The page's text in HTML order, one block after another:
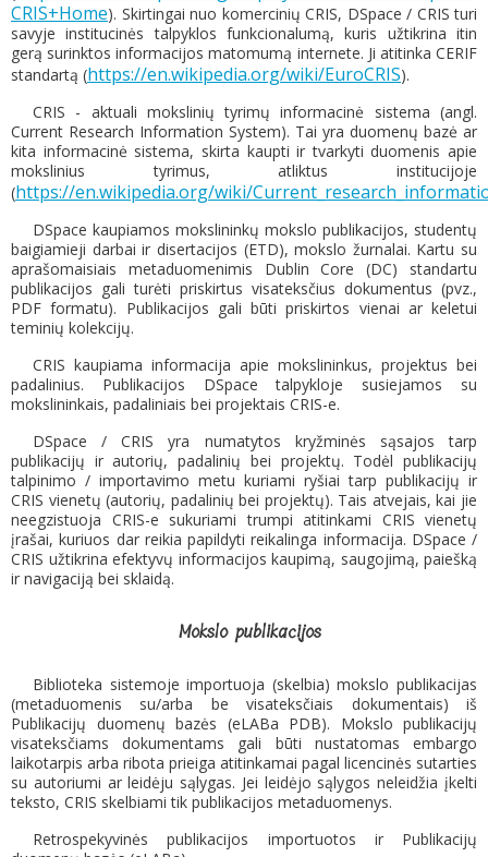
CRIS+Home). Skirtingai nuo komercinių CRIS, DSpace / CRIS turi
savyje institucinės talpyklos funkcionalumą, kuris užtikrina itin
gerą surinktos informacijos matomumą internete. Ji atitinka CERIF
standartą (https://en.wikipedia.org/wiki/EuroCRIS).
CRIS - aktuali mokslinių tyrimų informacinė sistema (angl.
Current Research Information System). Tai yra duomenų bazė ar
kita informacinė sistema, skirta kaupti ir tvarkyti duomenis apie
mokslinius tyrimus, atliktus institucijoje
(https://en.wikipedia.org/wiki/
DSpace kaupiamos mokslininkų mokslo publikacijos, studentų
baigiamieji darbai ir disertacijos (ETD), mokslo žurnalai. Kartu su
aprašomaisiais metaduomenimis Dublin Core (DC) standartu
publikacijos gali turėti priskirtus visateksčius dokumentus (pvz.,
PDF formatu). Publikacijos gali būti priskirtos vienai ar keletui
teminių kolekcijų.
CRIS kaupiama informacija apie mokslininkus, projektus bei
padalinius. Publikacijos DSpace talpykloje susiejamos su
mokslininkais, padaliniais bei projektais CRIS-e.
DSpace / CRIS yra numatytos kryžminės sąsajos tarp
publikacijų ir autorių, padalinių bei projektų. Todėl publikacijų
talpinimo / importavimo metu kuriami ryšiai tarp publikacijų ir
CRIS vienetų (autorių, padalinių bei projektų). Tais atvejais, kai jie
neegzistuoja CRIS-e sukuriami trumpi atitinkami CRIS vienetų
įrašai, kuriuos dar reikia papildyti reikalinga informacija. DSpace /
CRIS užtikrina efektyvų informacijos kaupimą, saugojimą, paiešką
ir navigaciją bei sklaidą.
Mokslo publikacijos
Biblioteka sistemoje importuoja (skelbia) mokslo publikacijas
(metaduomenis su/arba be visateksčiais dokumentais) iš
Publikacijų duomenų bazės (eLABa PDB). Mokslo publikacijų
visateksčiams dokumentams gali būti nustatomas embargo
laikotarpis arba ribota prieiga atitinkamai pagal licencinės sutarties
su autoriumi ar leidėju sąlygas. Jei leidėjo sąlygos neleidžia įkelti
teksto, CRIS skelbiami tik publikacijos metaduomenys.
Retrospekyvinės publikacijos importuotos ir Publikacijų